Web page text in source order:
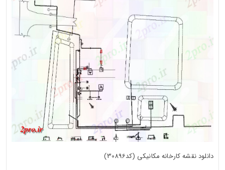
دانلود نقشه کارخانه مکانیکی (کد30896)